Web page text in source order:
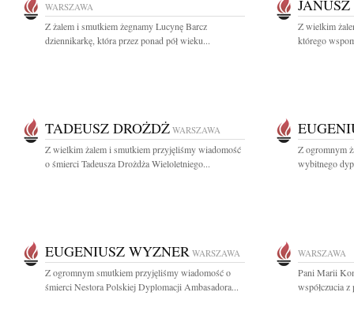
WARSZAWA
Z żalem i smutkiem żegnamy Lucynę Barcz
dziennikarkę, która przez ponad pół wieku...
Z wielkim
którego
TADEUSZ DROŻDŻ WARSZAWA
Z wielkim żalem i smutkiem przyjęliśmy wiadomość
o śmierci Tadeusza Drożdża Wieloletniego...
Z ogromnym
wybitnego
EUGENIUSZ WYZNER WARSZAWA
Z ogromnym smutkiem przyjęliśmy wiadomość o
śmierci Nestora Polskiej Dyplomacji Ambasadora...
WARSZAWA
Pani Marii
współczucia